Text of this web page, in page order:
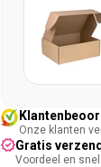
Onze klanten
Gratis
Voordeel en